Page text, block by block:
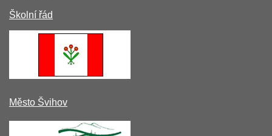
Školní řád
Město Švihov